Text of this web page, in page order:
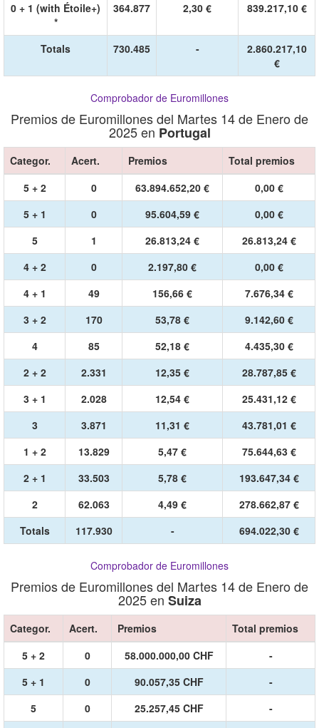
0 + 1 (with Étoile+)
*
364.877 2,30 € 839.217,10 €
Totals 730.485 -
2.860.217,10
€
Comprobador de Euromillones
Premios de Euromillones del Martes 14 de Enero de
2025 en Portugal
Categor. Acert. Premios
Total premios
5 + 2
0 63.894.652,20 €
0,00 €
5 + 1
0 95.604,59 €
0,00 €
5
1 26.813,24 €
26.813,24 €
4 + 2
0 2.197,80 €
0,00 €
4 + 1
49 156,66 €
7.676,34 €
3 + 2
170 53,78 €
9.142,60 €
4
85 52,18 €
4.435,30 €
2 + 2
2.331 12,35 €
28.787,85 €
3 + 1
2.028 12,54 €
25.431,12 €
3
3.871 11,31 €
43.781,01 €
1 + 2
13.829 5,47 €
75.644,63 €
2 + 1
33.503 5,78 €
193.647,34 €
2
62.063 4,49 €
278.662,87 €
Totals
117.930 - 694.022,30 €
Comprobador de Euromillones
Premios de Euromillones del Martes 14 de Enero de
2025 en Suiza
Categor. Acert. Premios
Total premios
5 + 2
0 58.000.000,00 CHF
-
5 + 1
0 90.057,35 CHF
-
5
0 25.257,45 CHF
-